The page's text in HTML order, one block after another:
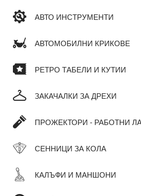
АВТО ИНСТРУМЕНТИ
АВТОМОБИЛНИ КРИКОВЕ
РЕТРО ТАБЕЛИ И КУТИИ
ЗАКАЧАЛКИ ЗА ДРЕХИ
ПРОЖЕКТОРИ - РАБОТНИ
СЕННИЦИ ЗА КОЛА
КАЛЪФИ И МАНШОНИ